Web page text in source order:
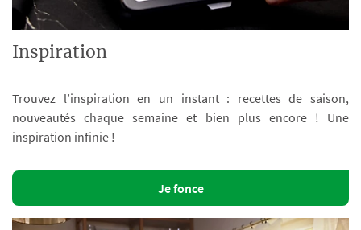
Inspiration
Trouvez l’inspiration en un instant : recettes de saison,
nouveautés chaque semaine et bien plus encore ! Une
inspiration infinie !
Je fonce